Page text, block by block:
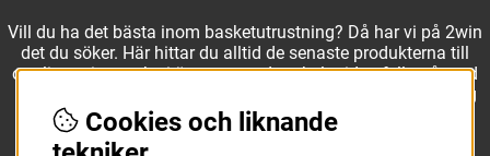
Vill du ha det bästa inom basketutrustning? Då har vi på 2win
det du söker. Här hittar du alltid de senaste produkterna till
otroliga priser, och vi är noga med att hela tiden fylla på med
nyheter i webbshopen. Det gör oss till ett naturligt val för dig
som vill ha utrustning som överträffar alla andra märken.
Cookies och liknande